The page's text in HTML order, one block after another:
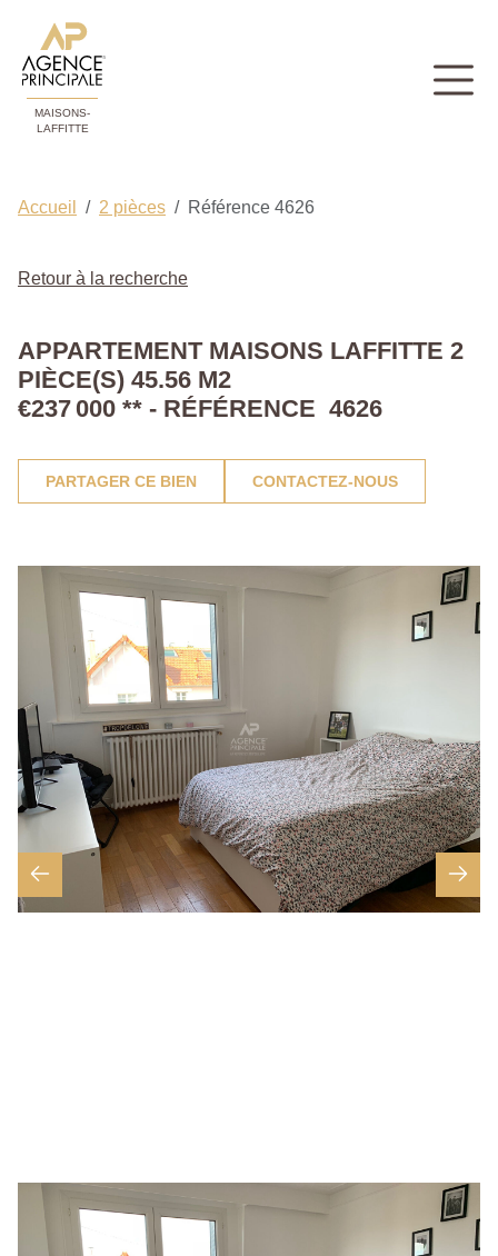
MAISONS-
LAFFITTE
Accueil 2 pièces Référence 4626
Retour à la recherche
APPARTEMENT MAISONS LAFFITTE 2
PIÈCE(S) 45.56 M2
€237 000 ** - RÉFÉRENCE 4626
PARTAGER CE BIEN CONTACTEZ-NOUS